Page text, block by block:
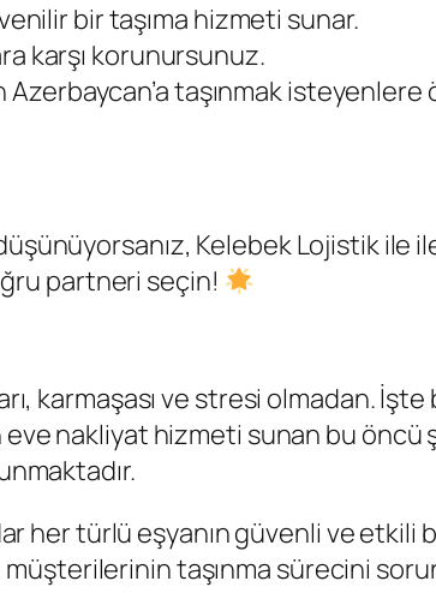
bir taşıma hizmeti sunar.
karşı korunursunuz.
Azerbaycan’a taşınmak
Kelebek Lojistik ile
partneri seçin!
karmaşası ve stresi olmadan. İşte
nakliyat hizmeti sunan bu öncü
her türlü eşyanın güvenli ve etkili
müşterilerinin taşınma sürecini